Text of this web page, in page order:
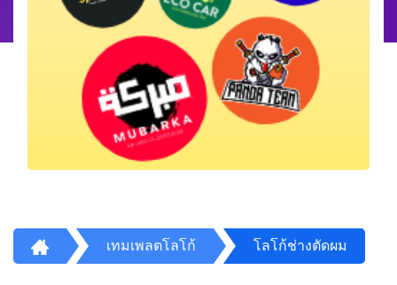
เทมเพลตโลโก้ โลโก้ช่างตัดผม